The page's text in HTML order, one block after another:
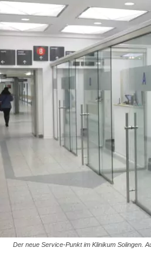
Der neue Service-Punkt im Klinikum Solingen.